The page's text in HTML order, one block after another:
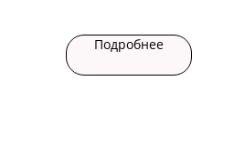
Подробнее